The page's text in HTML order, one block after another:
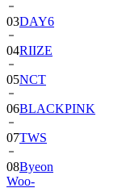
04RIIZE
05NCT
06BLACKPINK
07TWS
08Byeon
Woo-
seok